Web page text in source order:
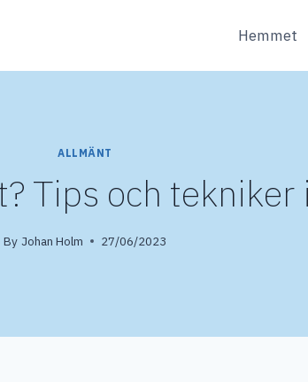
Hemmet
ALLMÄNT
Tips och
By Johan Holm 27/06/2023